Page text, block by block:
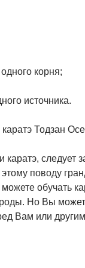
корня;
источника.
Тодзан
следует
поводу
обучать
Но Вы можете
Вам или